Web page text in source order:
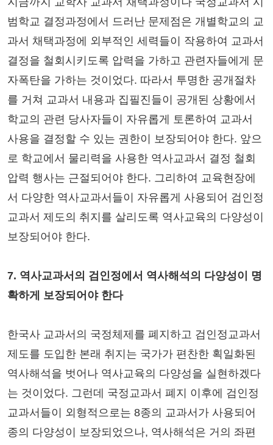
범학교 결정과정에서 드러난 문제점은 개별학교의 교
과서 채택과정에 외부적인 세력들이 작용하여 교과서
결정을 철회시키도록 압력을 가하고 관련자들에게 문
자폭탄을 가하는 것이었다. 따라서 투명한 공개절차
를 거쳐 교과서 내용과 집필진들이 공개된 상황에서
학교의 관련 당사자들이 자유롭게 토론하여 교과서
사용을 결정할 수 있는 권한이 보장되어야 한다. 앞으
로 학교에서 물리력을 사용한 역사교과서 결정 철회
압력 행사는 근절되어야 한다. 그리하여 교육현장에
서 다양한 역사교과서들이 자유롭게 사용되어 검인정
교과서 제도의 취지를 살리도록 역사교육의 다양성이
보장되어야 한다.
7. 역사교과서의 검인정에서 역사해석의 다양성이 명
확하게 보장되어야 한다
한국사 교과서의 국정체제를 폐지하고 검인정교과서
제도를 도입한 본래 취지는 국가가 편찬한 획일화된
역사해석을 벗어나 역사교육의 다양성을 실현하겠다
는 것이었다. 그런데 국정교과서 폐지 이후에 검인정
교과서들이 외형적으로는 8종의 교과서가 사용되어
종의 다양성이 보장되었으나, 역사해석은 거의 좌편